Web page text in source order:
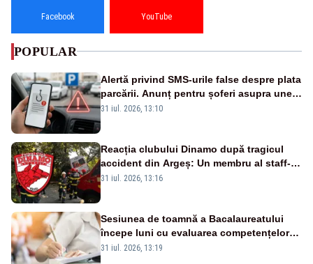
Facebook YouTube
POPULAR
Alertă privind SMS-urile false despre plata
parcării. Anunț pentru șoferi asupra unei
noi metode de fraudă online
31 iul. 2026, 13:10
Reacția clubului Dinamo după tragicul
accident din Argeș: Un membru al staff-
ului medical a murit, antrenorul Adrian
31 iul. 2026, 13:16
Sesiunea de toamnă a Bacalaureatului
începe luni cu evaluarea competențelor
orale la Limba română
31 iul. 2026, 13:19